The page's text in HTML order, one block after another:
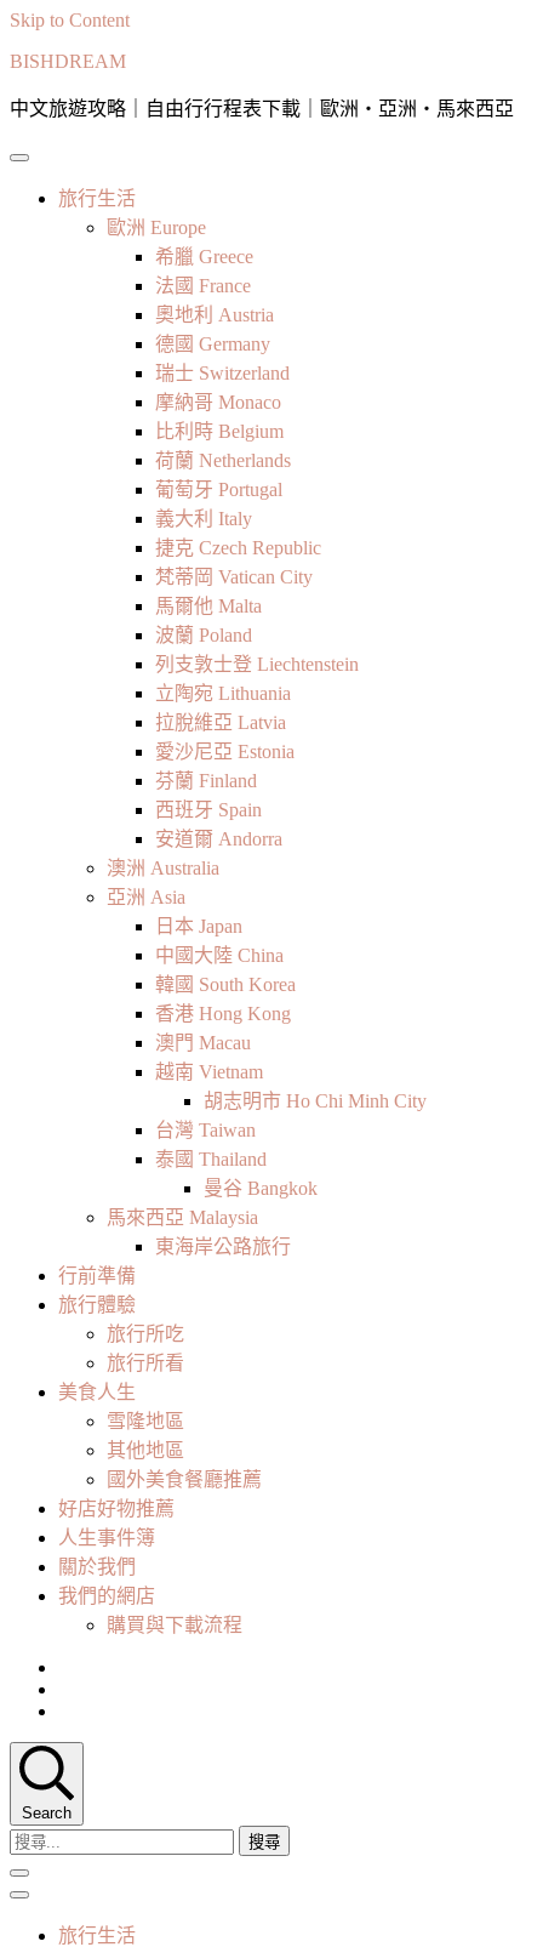
Skip to Content
BISHDREAM
中文旅遊攻略｜自由行行程表下載｜歐洲・亞洲・馬來西亞
旅行生活
歐洲 Europe
希臘 Greece
法國 France
奧地利 Austria
德國 Germany
瑞士 Switzerland
摩納哥 Monaco
比利時 Belgium
荷蘭 Netherlands
葡萄牙 Portugal
義大利 Italy
捷克 Czech Republic
梵蒂岡 Vatican City
馬爾他 Malta
波蘭 Poland
列支敦士登 Liechtenstein
立陶宛 Lithuania
拉脫維亞 Latvia
愛沙尼亞 Estonia
芬蘭 Finland
西班牙 Spain
安道爾 Andorra
澳洲 Australia
亞洲 Asia
日本 Japan
中國大陸 China
韓國 South Korea
香港 Hong Kong
澳門 Macau
越南 Vietnam
胡志明市 Ho Chi Minh City
台灣 Taiwan
泰國 Thailand
曼谷 Bangkok
馬來西亞 Malaysia
東海岸公路旅行
行前準備
旅行體驗
旅行所吃
旅行所看
美食人生
雪隆地區
其他地區
國外美食餐廳推薦
好店好物推薦
人生事件簿
關於我們
我們的網店
購買與下載流程
Search
搜
尋
關
旅行生活